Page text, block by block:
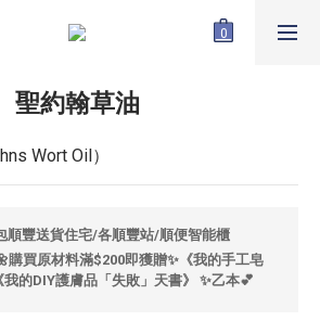
聖約翰草油
Wort Oil）
順豐送貨住宅/各順豐站/順便智能櫃
購買原材料滿$200即獲贈✨《我的手工皂
我的DIY護膚品「失敗」天書》 ✨乙本💕